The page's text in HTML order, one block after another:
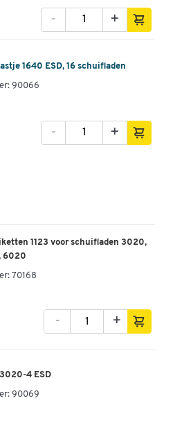
+
-
1640 ESD, 16 schuifladen
90066
+
-
1123 voor schuifladen 3020,
6020
70168
- +
4 ESD
90069